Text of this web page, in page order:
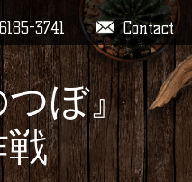
Contact
3741
ぼ』